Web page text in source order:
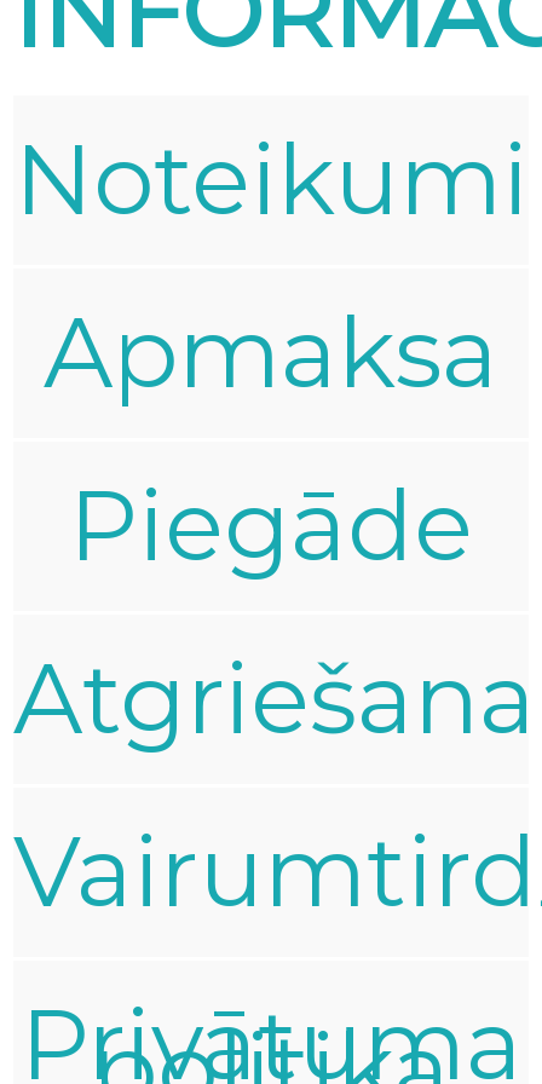
Noteikumi
Apmaksa
Piegāde
Atgriešana
Privātuma